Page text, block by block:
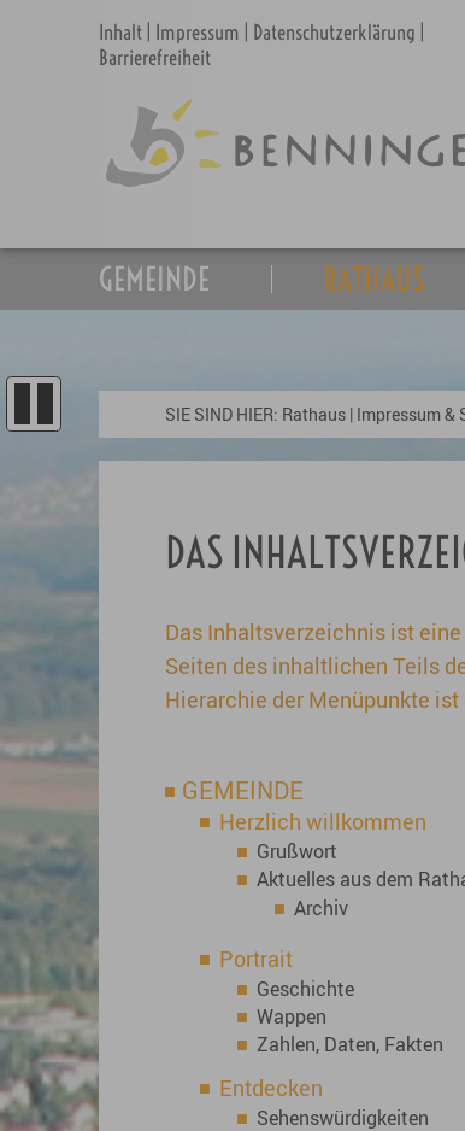
Inhalt Impressum Datenschutzerklärung
Barrierefreiheit
GEMEINDE RATHAUS
SIE SIND HIER: Rathaus | Impressum &
DAS
Das Inhaltsverzeichnis ist
Seiten des inhaltlichen Teils
Hierarchie der Menüpunkte
GEMEINDE
Herzlich willkommen
Grußwort
Aktuelles aus dem
Archiv
Portrait
Geschichte
Wappen
Zahlen, Daten, Fakten
Entdecken
Sehenswürdigkeiten